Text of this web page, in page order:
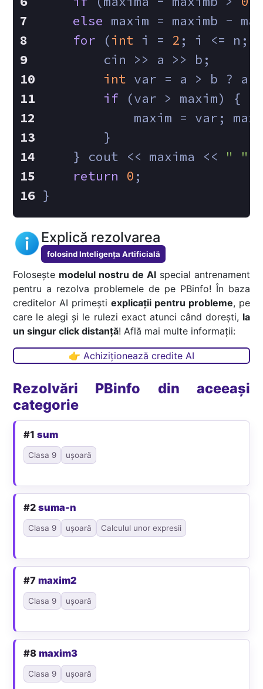
else maxim = maximb -
for (int i = 2 ; i <= n;
        cin >> a >> b;
int var = a > b ?
if (var > maxim) {
maxim = var;
        }
    } cout << maxima <<
" "
return
0 ;
}
Explică rezolvarea
folosind Inteligența Artificială
Folosește modelul nostru de AIspecial antrenament
pentru a rezolva problemele de pe PBinfo! În baza
creditelor AI primești explicații pentru probleme, pe
care le alegi și le rulezi exact atunci când dorești, la
un singur click distanță! Află mai multe informații:
👉 Achiziționează credite AI
Rezolvări PBinfo din aceeași
categorie
#1sum
Clasa 9 ușoară
#2suma-n
Clasa 9 ușoară Calculul unor expresii
#7maxim2
Clasa 9 ușoară
#8maxim3
Clasa 9 ușoară